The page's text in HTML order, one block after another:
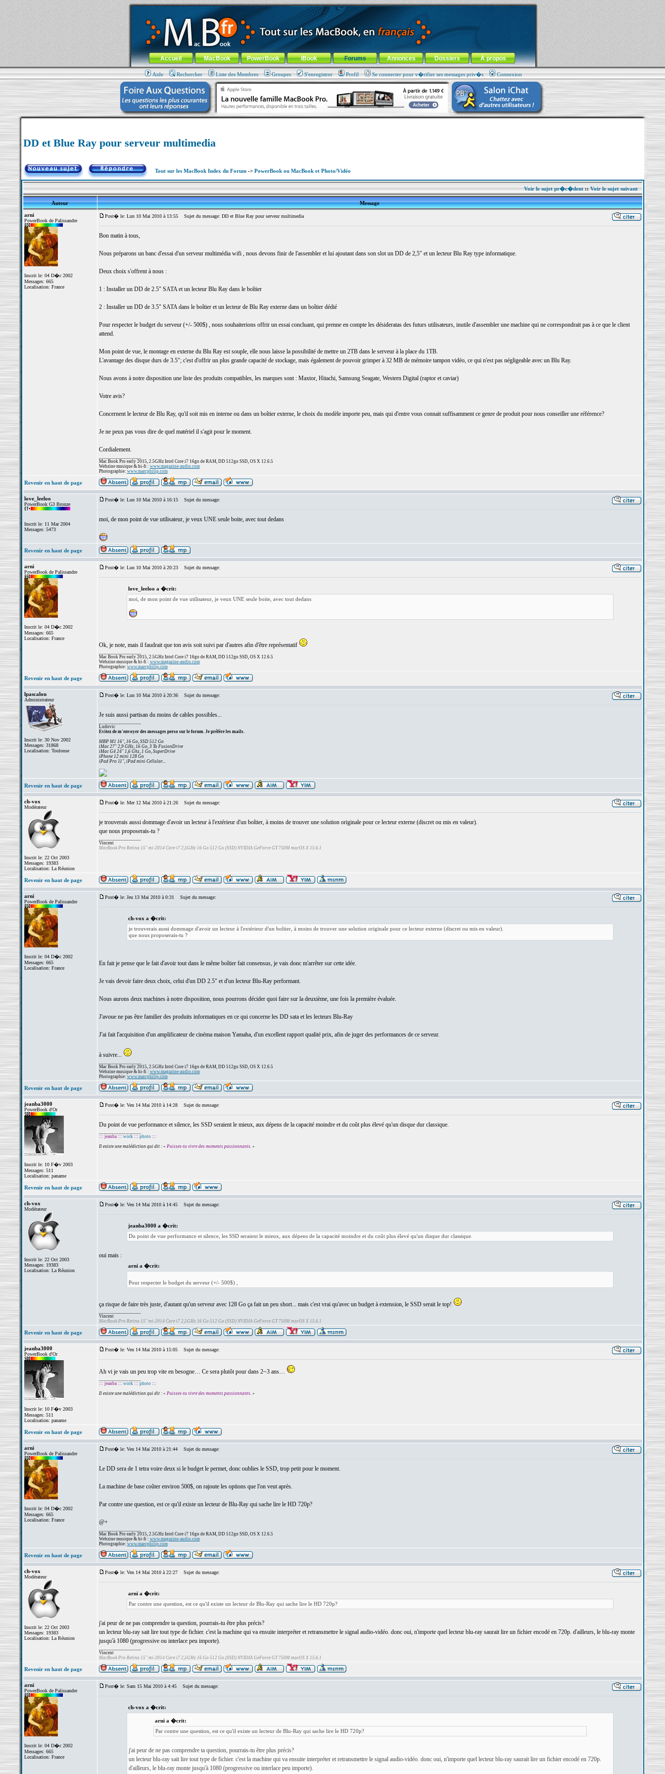
MacBook-fr.com : 100% Apple... 100% nomade !
Aller au contenu-Aller au menu général-Aller au menu de la rubrique
Menu général
Accueil MacBook PowerBook iBook Forums Annonces Dossiers À propos
Aide Rechercher Liste des Membres Groupes S'enregistrer Profil Se connecter pour v�rifier ses messages priv�s Connexion
DD et Blue Ray pour serveur multimedia
Tout sur les MacBook Index du Forum-> PowerBook ou MacBook et Photo/Vidéo
Voir le sujet pr�c�dent::Voir le sujet suivant
Auteur
Message
arni
PowerBook de Palissandre
Inscrit le: 04 D�c 2002
Messages: 665
Localisation: France
Post� le: Lun 10 Mai 2010 à 13:55 Sujet du message: DD et Blue Ray pour serveur multimedia
Bon matin à tous,
Nous préparons un banc d'essai d'un serveur multimédia wifi , nous devons finir de l'assembler et lui ajoutant dans son slot un DD de 2,5" et un lecteur Blu Ray type informatique.
Deux choix s'offrent à nous :
1 : Installer un DD de 2.5" SATA et un lecteur Blu Ray dans le boîtier
2 : Installer un DD de 3.5" SATA dans le boîtier et un lecteur de Blu Ray externe dans un boîtier dédié
Pour respecter le budget du serveur (+/- 500$) , nous souhaiterions offrir un essai concluant, qui prenne en compte les désideratas des futurs utilisateurs, inutile d'assembler une machine qui ne correspondrait pas à ce que le client
attend.
Mon point de vue, le montage en externe du Blu Ray est souple, elle nous laisse la possibilité de mettre un 2TB dans le serveur à la place du 1TB.
L'avantage des disque durs de 3.5"; c'est d'offrir un plus grande capacité de stockage, mais également de pouvoir grimper à 32 MB de mémoire tampon vidéo, ce qui n'est pas négligeable avec un Blu Ray.
Nous avons à notre disposition une liste des produits compatibles, les marques sont : Maxtor, Hitachi, Samsung Seagate, Western Digital (raptor et caviar)
Votre avis?
Concernent le lecteur de Blu Ray, qu'il soit mis en interne ou dans un boîtier externe, le choix du modèle importe peu, mais qui d'entre vous connait suffisamment ce genre de produit pour nous conseiller une référence?
Je ne peux pas vous dire de quel matériel il s'agit pour le moment.
Cordialement.
Mac Book Pro early 2015, 2.5GHz Intel Core i7 16go de RAM, DD 512go SSD, OS X 12.6.5
Webzine musique & hi-fi : www.magazine-audio.com
Photographie: www.marcphilip.com
Revenir en haut de page
love_leeloo
PowerBook G3 Bronze
Inscrit le: 11 Mar 2004
Messages: 5473
Post� le: Lun 10 Mai 2010 à 16:15 Sujet du message:
moi, de mon point de vue utilisateur, je veux UNE seule boite, avec tout dedans
Revenir en haut de page
arni
PowerBook de Palissandre
Inscrit le: 04 D�c 2002
Messages: 665
Localisation: France
Post� le: Lun 10 Mai 2010 à 20:23 Sujet du message:
love_leeloo a �crit:
moi, de mon point de vue utilisateur, je veux UNE seule boite, avec tout dedans
Ok, je note, mais il faudrait que ton avis soit suivi par d'autres afin d'être représentatif
Mac Book Pro early 2015, 2.5GHz Intel Core i7 16go de RAM, DD 512go SSD, OS X 12.6.5
Webzine musique & hi-fi : www.magazine-audio.com
Photographie: www.marcphilip.com
Revenir en haut de page
lpascalon
Administrateur
Inscrit le: 30 Nov 2002
Messages: 31868
Localisation: Toulouse
Post� le: Lun 10 Mai 2010 à 20:36 Sujet du message:
Je suis aussi partisan du moins de cables possibles...
Ludovic
Evitez de m'envoyer des messages perso sur le forum. Je préfère les mails.
MBP M1 16", 16 Go, SSD 512 Go
iMac 27" 2,9 GHz, 16 Go, 3 To FusionDrive
iMac G4 24" 1,6 Ghz, 1 Go, SuperDrive
iPhone 12 mini 128 Go
iPad Pro 11", iPad mini Cellular...
Revenir en haut de page
ch-vox
Modérateur
Inscrit le: 22 Oct 2003
Messages: 19383
Localisation: La Réunion
Post� le: Mer 12 Mai 2010 à 21:26 Sujet du message:
je trouverais aussi dommage d'avoir un lecteur à l'extérieur d'un boîtier, à moins de trouver une solution originale pour ce lecteur externe (discret ou mis en valeur).
que nous proposerais-tu ?
Vincent
MacBook Pro Retina 15" mi-2014 Core i7 2,5GHz 16 Go 512 Go (SSD) NVIDIA GeForce GT 750M macOS X 15.6.1
Revenir en haut de page
arni
PowerBook de Palissandre
Inscrit le: 04 D�c 2002
Messages: 665
Localisation: France
Post� le: Jeu 13 Mai 2010 à 0:31 Sujet du message:
ch-vox a �crit:
je trouverais aussi dommage d'avoir un lecteur à l'extérieur d'un boîtier, à moins de trouver une solution originale pour ce lecteur externe (discret ou mis en valeur).
que nous proposerais-tu ?
En fait je pense que le fait d'avoir tout dans le même boîtier fait consensus, je vais donc m'arrêter sur cette idée.
Je vais devoir faire deux choix, celui d'un DD 2.5" et d'un lecteur Blu-Ray performant.
Nous aurons deux machines à notre disposition, nous pourrons décider quoi faire sur la deuxième, une fois la première évaluée.
J'avoue ne pas être familier des produits informatiques en ce qui concerne les DD sata et les lecteurs Blu-Ray
J'ai fait l'acquisition d'un amplificateur de cinéma maison Yamaha, d'un excellent rapport qualité prix, afin de juger des performances de ce serveur.
à suivre...
Mac Book Pro early 2015, 2.5GHz Intel Core i7 16go de RAM, DD 512go SSD, OS X 12.6.5
Webzine musique & hi-fi : www.magazine-audio.com
Photographie: www.marcphilip.com
Revenir en haut de page
jeanba3000
PowerBook d'Or
Inscrit le: 10 F�v 2003
Messages: 511
Localisation: paname
Post� le: Ven 14 Mai 2010 à 14:28 Sujet du message:
Du point de vue performance et silence, les SSD seraient le mieux, aux dépens de la capacité moindre et du coût plus élevé qu'un disque dur classique.
::: jeanba ::: work::: photo:::
Il existe une malédiction qui dit : « Puisses-tu vivre des moments passionnants.»
Revenir en haut de page
ch-vox
Modérateur
Inscrit le: 22 Oct 2003
Messages: 19383
Localisation: La Réunion
Post� le: Ven 14 Mai 2010 à 14:45 Sujet du message:
jeanba3000 a �crit:
Du point de vue performance et silence, les SSD seraient le mieux, aux dépens de la capacité moindre et du coût plus élevé qu'un disque dur classique.
oui mais :
arni a �crit:
Pour respecter le budget du serveur (+/- 500$) ,
ça risque de faire très juste, d'autant qu'un serveur avec 128 Go ça fait un peu short... mais c'est vrai qu'avec un budget à extension, le SSD serait le top!
Vincent
MacBook Pro Retina 15" mi-2014 Core i7 2,5GHz 16 Go 512 Go (SSD) NVIDIA GeForce GT 750M macOS X 15.6.1
Revenir en haut de page
jeanba3000
PowerBook d'Or
Inscrit le: 10 F�v 2003
Messages: 511
Localisation: paname
Post� le: Ven 14 Mai 2010 à 15:05 Sujet du message:
Ah vi je vais un peu trop vite en besogne… Ce sera plutôt pour dans 2~3 ans…
::: jeanba ::: work::: photo:::
Il existe une malédiction qui dit : « Puisses-tu vivre des moments passionnants.»
Revenir en haut de page
arni
PowerBook de Palissandre
Inscrit le: 04 D�c 2002
Messages: 665
Localisation: France
Post� le: Ven 14 Mai 2010 à 21:44 Sujet du message:
Le DD sera de 1 tetra voire deux si le budget le permet, donc oublies le SSD, trop petit pour le moment.
La machine de base coûter environ 500$, on rajoute les options que l'on veut après.
Par contre une question, est ce qu'il existe un lecteur de Blu-Ray qui sache lire le HD 720p?
@+
Mac Book Pro early 2015, 2.5GHz Intel Core i7 16go de RAM, DD 512go SSD, OS X 12.6.5
Webzine musique & hi-fi : www.magazine-audio.com
Photographie: www.marcphilip.com
Revenir en haut de page
ch-vox
Modérateur
Inscrit le: 22 Oct 2003
Messages: 19383
Localisation: La Réunion
Post� le: Ven 14 Mai 2010 à 22:27 Sujet du message:
arni a �crit:
Par contre une question, est ce qu'il existe un lecteur de Blu-Ray qui sache lire le HD 720p?
j'ai peur de ne pas comprendre ta question, pourrais-tu être plus précis?
un lecteur blu-ray sait lire tout type de fichier. c'est la machine qui va ensuite interpréter et retransmettre le signal audio-vidéo. donc oui, n'importe quel lecteur blu-ray saurait lire un fichier encodé en 720p. d'ailleurs, le blu-ray monte
jusqu'à 1080 (progressive ou interlace peu importe).
Vincent
MacBook Pro Retina 15" mi-2014 Core i7 2,5GHz 16 Go 512 Go (SSD) NVIDIA GeForce GT 750M macOS X 15.6.1
Revenir en haut de page
arni
PowerBook de Palissandre
Inscrit le: 04 D�c 2002
Messages: 665
Localisation: France
Post� le: Sam 15 Mai 2010 à 4:45 Sujet du message:
ch-vox a �crit:
arni a �crit:
Par contre une question, est ce qu'il existe un lecteur de Blu-Ray qui sache lire le HD 720p?
j'ai peur de ne pas comprendre ta question, pourrais-tu être plus précis?
un lecteur blu-ray sait lire tout type de fichier. c'est la machine qui va ensuite interpréter et retransmettre le signal audio-vidéo. donc oui, n'importe quel lecteur blu-ray saurait lire un fichier encodé en 720p.
d'ailleurs, le blu-ray monte jusqu'à 1080 (progressive ou interlace peu importe).